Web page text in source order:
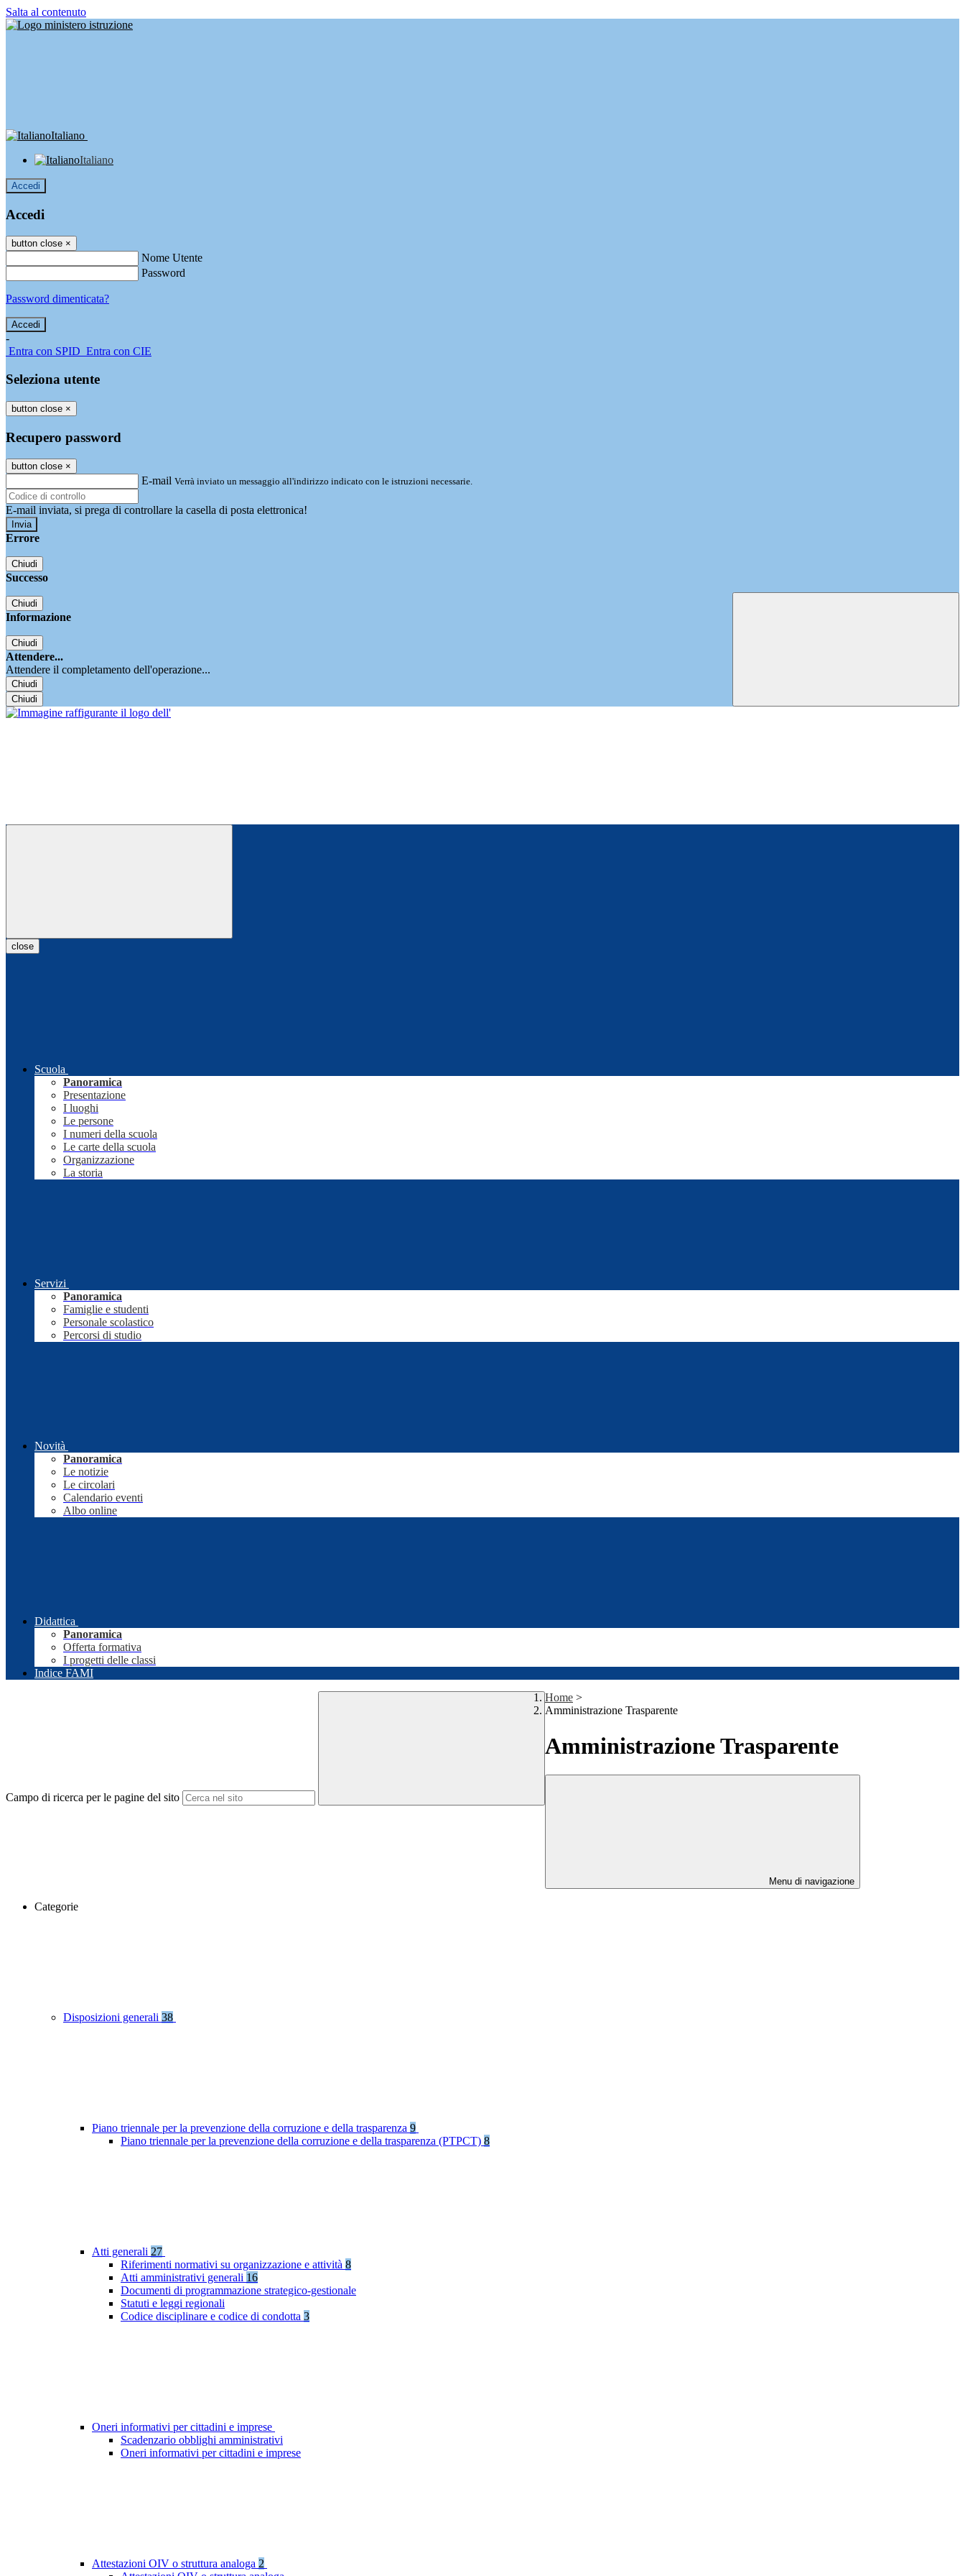
Salta al contenuto
Italiano
Italiano
Accedi
Accedi
button close ×
Nome Utente
Password
Password dimenticata?
-
Entra con SPID Entra con CIE
Seleziona utente
button close ×
Recupero password
button close ×
E-mail Verrà inviato un messaggio all'indirizzo indicato con le istruzioni necessarie.
E-mail inviata, si prega di controllare la casella di posta elettronica!
Errore
Chiudi
Successo
Chiudi
Informazione
Chiudi
Attendere...
Attendere il completamento dell'operazione...
Chiudi
Chiudi
close
Scuola
Panoramica
Presentazione
I luoghi
Le persone
I numeri della scuola
Le carte della scuola
Organizzazione
La storia
Servizi
Panoramica
Famiglie e studenti
Personale scolastico
Percorsi di studio
Novità
Panoramica
Le notizie
Le circolari
Calendario eventi
Albo online
Didattica
Panoramica
Offerta formativa
I progetti delle classi
Indice FAMI
Campo di ricerca per le pagine del sito
Home >
Amministrazione Trasparente
Amministrazione Trasparente
Menu di navigazione
Categorie
Disposizioni generali 38
Piano triennale per la prevenzione della corruzione e della trasparenza 9
Piano triennale per la prevenzione della corruzione e della trasparenza (PTPCT) 8
Atti generali 27
Riferimenti normativi su organizzazione e attività 8
Atti amministrativi generali 16
Documenti di programmazione strategico-gestionale
Statuti e leggi regionali
Codice disciplinare e codice di condotta 3
Oneri informativi per cittadini e imprese
Scadenzario obblighi amministrativi
Oneri informativi per cittadini e imprese
Attestazioni OIV o struttura analoga 2